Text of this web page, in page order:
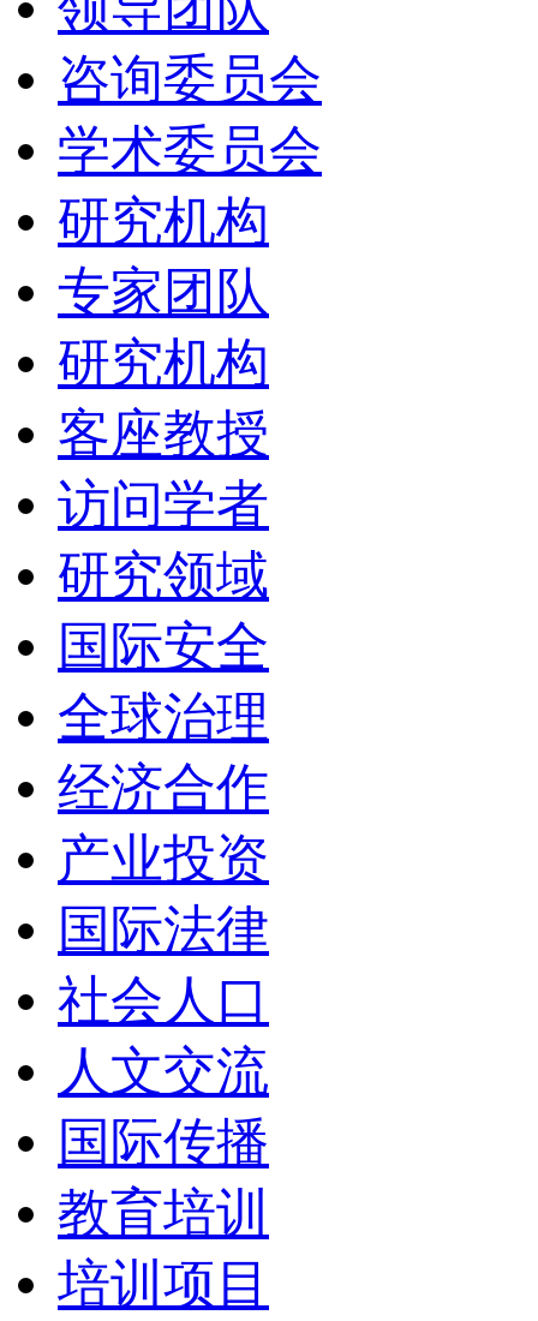
咨询委员会
学术委员会
研究机构
专家团队
研究机构
客座教授
访问学者
研究领域
国际安全
全球治理
经济合作
产业投资
国际法律
社会人口
人文交流
国际传播
教育培训
培训项目